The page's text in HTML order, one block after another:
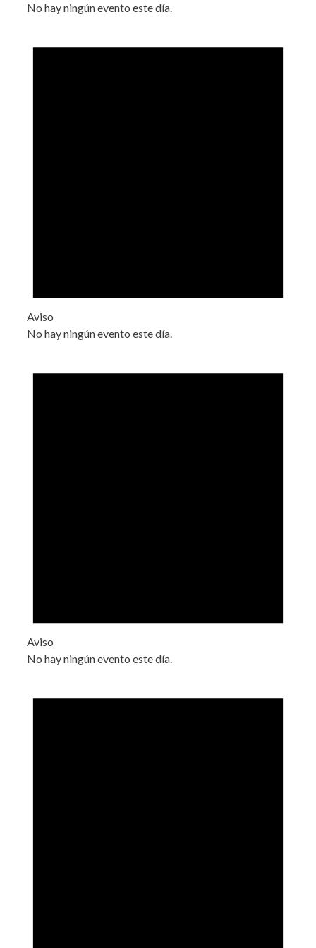
No hay ningún evento este día.
Aviso
No hay ningún evento este día.
Aviso
No hay ningún evento este día.